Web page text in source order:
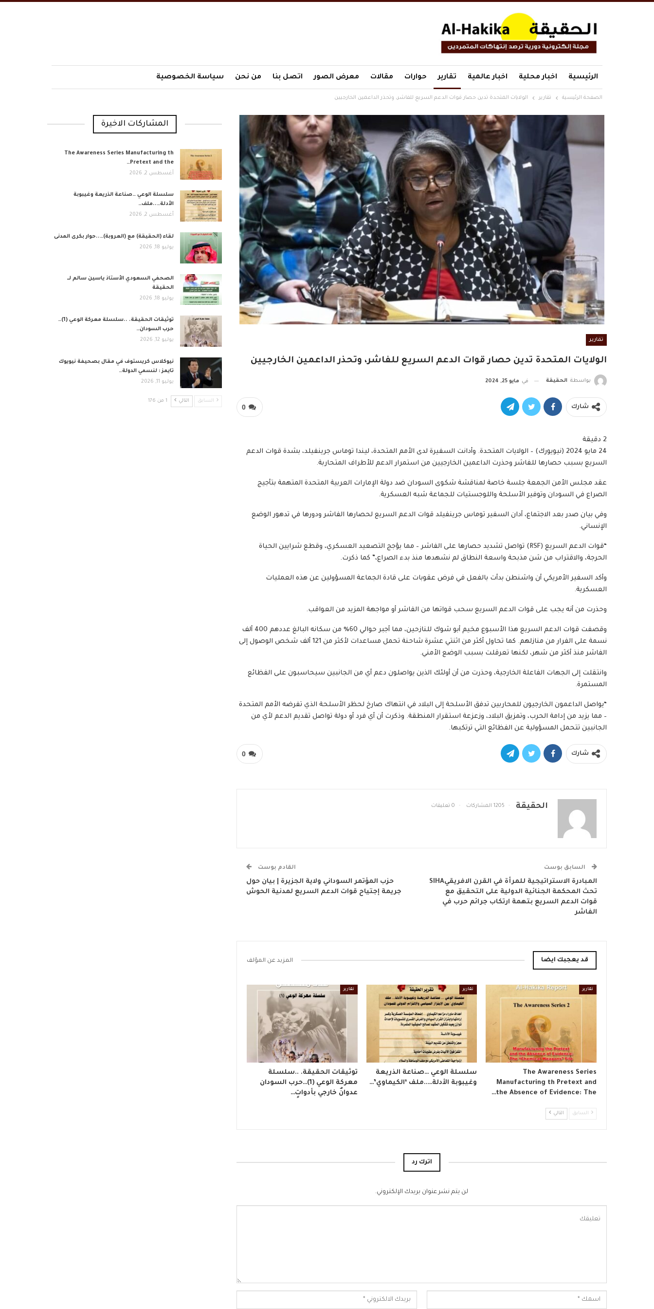
الرئيسية اخبار محلية اخبار عالمية تقارير حوارات مقالات معرض الصور اتصل بنا من نحن سياسة الخصوصية
الصفحة الرئيسية تقارير الولايات المتحدة تدين حصار قوات الدعم السريع للفاشر، وتحذر الداعمين الخارجيين
تقارير
الولايات المتحدة تدين حصار قوات الدعم السريع للفاشر، وتحذر الداعمين الخارجيين
بواسطة الحقيقة في مايو 25, 2024
0 شارك
2 دقيقة
24 مايو 2024 (نيويورك) – الولايات المتحدة. وأدانت السفيرة لدى الأمم المتحدة، ليندا توماس جرينفيلد، بشدة قوات الدعم
السريع بسبب حصارها للفاشر وحذرت الداعمين الخارجيين من استمرار الدعم للأطراف المتحاربة.
عقد مجلس الأمن الجمعة جلسة خاصة لمناقشة شكوى السودان ضد دولة الإمارات العربية المتحدة المتهمة بتأجيج
الصراع في السودان وتوفير الأسلحة واللوجستيات للجماعة شبه العسكرية.
وفي بيان صدر بعد الاجتماع، أدان السفير توماس جرينفيلد قوات الدعم السريع لحصارها الفاشر ودورها في تدهور الوضع
الإنساني.
“قوات الدعم السريع (RSF) تواصل تشديد حصارها على الفاشر – مما يؤجج التصعيد العسكري، وقطع شرايين الحياة
الحرجة، والاقتراب من شن مذبحة واسعة النطاق لم نشهدها منذ بدء الصراع،” كما ذكرت.
وأكد السفير الأمريكي أن واشنطن بدأت بالفعل في فرض عقوبات على قادة الجماعة المسؤولين عن هذه العمليات
العسكرية.
وحذرت من أنه يجب على قوات الدعم السريع سحب قواتها من الفاشر أو مواجهة المزيد من العواقب.
وقصفت قوات الدعم السريع هذا الأسبوع مخيم أبو شوك للنازحين، مما أجبر حوالي 60% من سكانه البالغ عددهم 400 ألف
نسمة على الفرار من منازلهم. كما تحاول أكثر من اثنتي عشرة شاحنة تحمل مساعدات لأكثر من 121 ألف شخص الوصول إلى
الفاشر منذ أكثر من شهر، لكنها تعرقلت بسبب الوضع الأمني.
وانتقلت إلى الجهات الفاعلة الخارجية، وحذرت من أن أولئك الذين يواصلون دعم أي من الجانبين سيحاسبون على الفظائع
المستمرة.
“يواصل الداعمون الخارجيون للمحاربين تدفق الأسلحة إلى البلاد في انتهاك صارخ لحظر الأسلحة الذي تفرضه الأمم المتحدة
– مما يزيد من إدامة الحرب، وتمزيق البلاد، وزعزعة استقرار المنطقة. وذكرت أن أي فرد أو دولة تواصل تقديم الدعم لأي من
الجانبين تتحمل المسؤولية عن الفظائع التي ترتكبها.
0 شارك
الحقيقة 1205 المشاركات 0 تعليقات
السابق بوست
المبادرة الاستراتيجية للمرأة في القرن الافريقيSIHA
تحث المحكمة الجنائية الدولية على التحقيق مع
قوات الدعم السريع بتهمة ارتكاب جرائم حرب في
الفاشر
القادم بوست
حزب المؤتمر السوداني ولاية الجزيرة | بيان حول
جريمة إجتياح قوات الدعم السريع لمدنية الحوش
قد يعجبك ايضا المزيد عن المؤلف
تقارير
The Awareness Series
Manufacturing th Pretext and
the Absence of Evidence: The…
تقارير
​سلسلة الوعي …صناعة الذريعة
وغيبوبة الأدلة…..ملف ‘الكيماوي’…
تقارير
توثيقات الحقيقة. ..سلسلة
معركة الوعي (1)…حرب السودان
عدوانٌ خارجي بأدواتٍ…
السابق التالي
اترك رد
لن يتم نشر عنوان بريدك الإلكتروني.
المشاركات الاخيرة
The Awareness Series Manufacturing th
Pretext and the…
أغسطس 2, 2026
​سلسلة الوعي …صناعة الذريعة وغيبوبة
الأدلة…..ملف…
أغسطس 2, 2026
لقاء (الحقيقة) مع (العروبة)…..حوار بكرى المدنى
يوليو 18, 2026
الصحفي السعودي الأستاذ ياسين سالم لــ
الحقيقة
يوليو 18, 2026
توثيقات الحقيقة. ..سلسلة معركة الوعي (1)…
حرب السودان…
يوليو 12, 2026
نيوكلاس كريستوف في مقال بصحيفة نيويوك
تايمز : لنسمي الدولة…
يوليو 11, 2026
السابق التالي 1 من 176